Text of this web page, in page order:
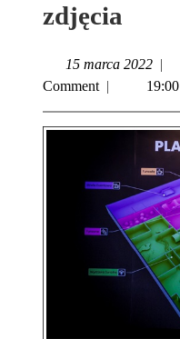
zdjęcia
15 marca 2022 |
Comment | 19:00